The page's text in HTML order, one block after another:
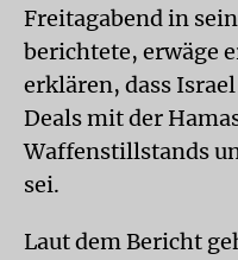
Freitagabend in
berichtete, erwäge
erklären, dass
Deals mit der
Waffenstillstands
sei.
Laut dem Bericht